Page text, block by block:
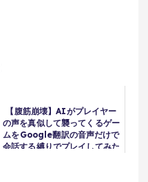
【腹筋崩壊】AIがプレイヤー
の声を真似して襲ってくるゲー
ムをGoogle翻訳の音声だけで
会話する縛りでプレイしてみた